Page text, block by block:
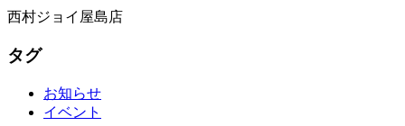
西村ジョイ屋島店
タグ
お知らせ
イベント